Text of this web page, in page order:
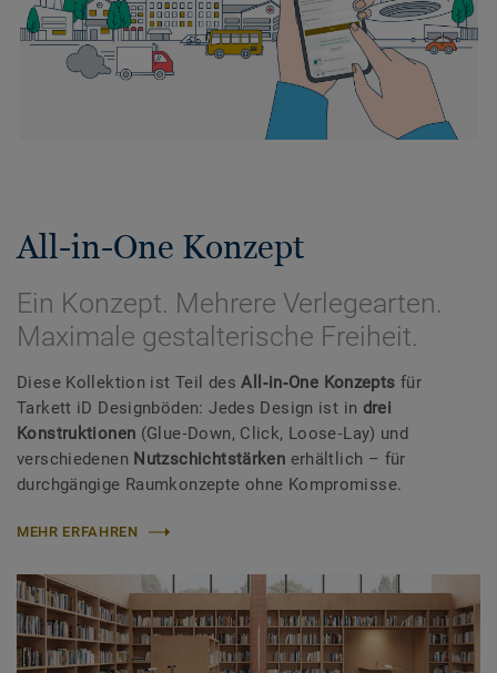
All-in-One Konzept
Ein Konzept. Mehrere Verlegearten.
Maximale gestalterische Freiheit.
Diese Kollektion ist Teil desAll‑in‑One Konzepts für
Tarkett iD Designböden: Jedes Design ist in drei
Konstruktionen (Glue‑Down, Click, Loose‑Lay) und
verschiedenen Nutzschichtstärken erhältlich – für
durchgängige Raumkonzepte ohne Kompromisse.
MEHR ERFAHREN